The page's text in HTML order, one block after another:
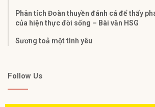
Phân tích Đoàn thuyền đánh cá để thấy
của hiện thực đời sống – Bài văn HSG
Sương toả một tình yêu
Follow Us